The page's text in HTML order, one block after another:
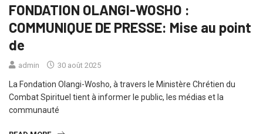
FONDATION OLANGI-WOSHO :
COMMUNIQUE DE PRESSE: Mise au point
de
admin 30 août 2025
La Fondation Olangi-Wosho, à travers le Ministère Chrétien du
Combat Spirituel tient à informer le public, les médias et la
communauté